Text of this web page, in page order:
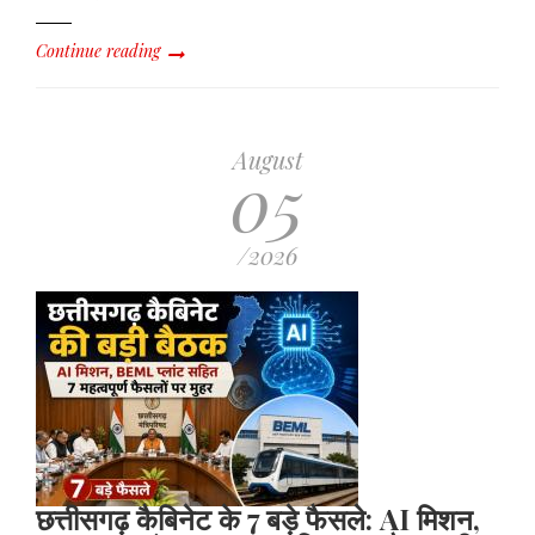
Continue reading
August
05
/2026
छत्तीसगढ़ कैबिनेट के 7 बड़े फैसले: AI मिशन,